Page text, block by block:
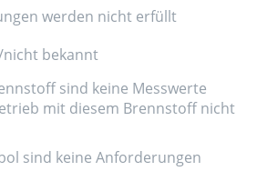
werden nicht erfüllt
nicht bekannt
sind keine Messwerte
mit diesem Brennstoff nicht
sind keine Anforderungen